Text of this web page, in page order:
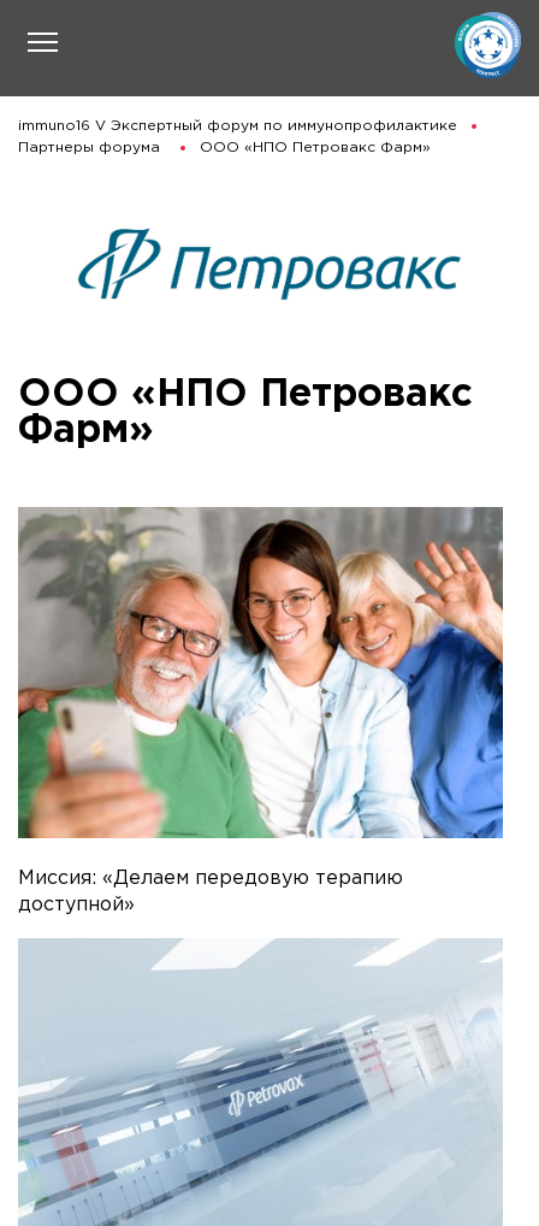
immuno16 V Экспертный форум по иммунопрофилактике
Партнеры форума
ООО «НПО Петровакс Фарм»
ООО «НПО Петровакс
Фарм»
Миссия: «Делаем передовую терапию
доступной»